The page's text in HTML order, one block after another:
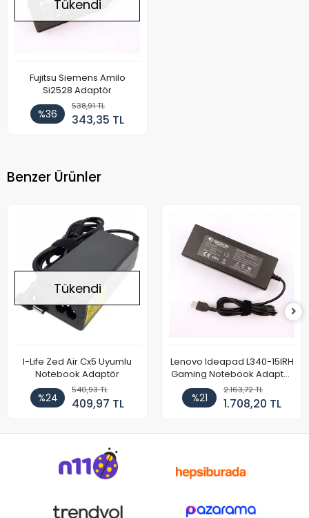
Tükendi
Fujitsu Siemens Amilo
Si2528 Adaptör
%36
538,91 TL
343,35 TL
Benzer Ürünler
Tükendi
I-Life Zed Air Cx5 Uyumlu
Notebook Adaptör
%24
540,93 TL
409,97 TL
Lenovo Ideapad L340-15IRH
Gaming Notebook Adaptör
Cihazı Şarj Aleti (150W)
%21
2.163,72 TL
1.708,20 TL